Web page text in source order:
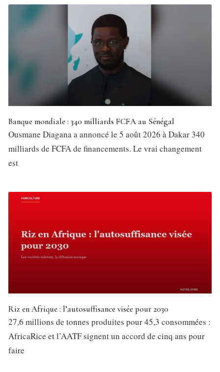
Banque mondiale : 340 milliards FCFA au Sénégal
Ousmane Diagana a annoncé le 5 août 2026 à Dakar 340
milliards de FCFA de financements. Le vrai changement
est
Riz en Afrique : l’autosuffisance visée pour 2030
27,6 millions de tonnes produites pour 45,3 consommées :
AfricaRice et l’AATF signent un accord de cinq ans pour
faire